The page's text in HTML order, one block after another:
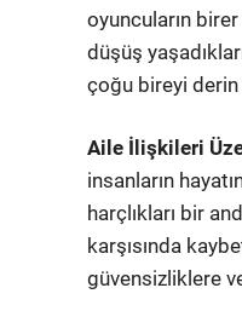
oyuncuların
düşüş
çoğu bireyi
Aile İlişkileri
insanların
harçlıkları bir
karşısında
güvensizliklere